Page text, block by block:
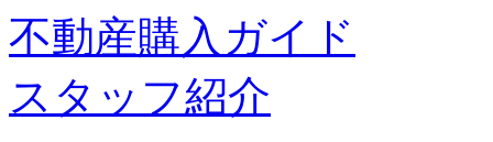
不動産購入ガイド
スタッフ紹介